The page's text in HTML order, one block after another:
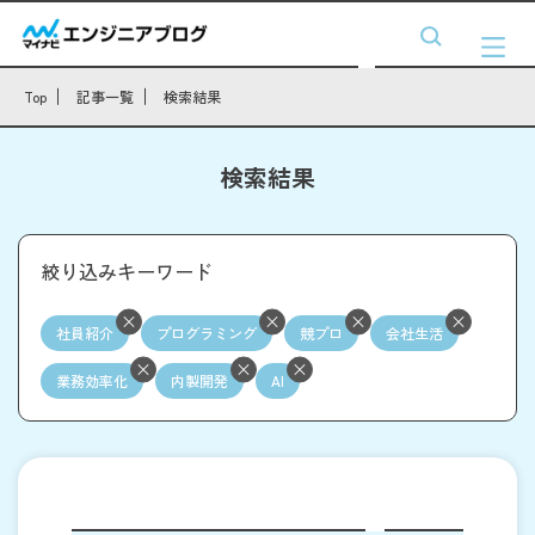
Top 記事一覧 検索結果
検索結果
絞り込みキーワード
社員紹介 プログラミング 競プロ 会社生活
業務効率化 内製開発 AI